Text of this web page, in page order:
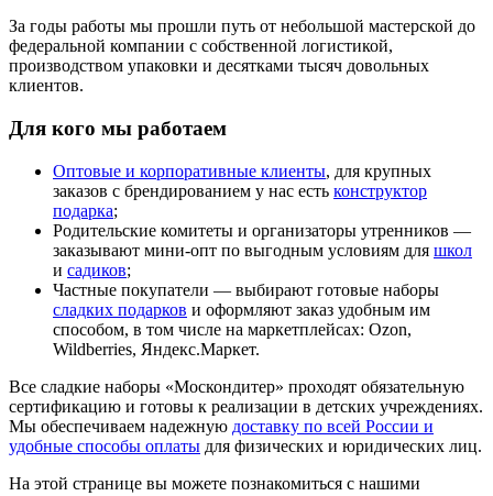
За годы работы мы прошли путь от небольшой мастерской до
федеральной компании с собственной логистикой,
производством упаковки и десятками тысяч довольных
клиентов.
Для кого мы работаем
Оптовые и корпоративные клиенты, для крупных
заказов с брендированием у нас есть конструктор
подарка;
Родительские комитеты и организаторы утренников —
заказывают мини-опт по выгодным условиям для школ
и садиков;
Частные покупатели — выбирают готовые наборы
сладких подарков и оформляют заказ удобным им
способом, в том числе на маркетплейсах: Ozon,
Wildberries, Яндекс.Маркет.
Все сладкие наборы «Москондитер» проходят обязательную
сертификацию и готовы к реализации в детских учреждениях.
Мы обеспечиваем надежную доставку по всей России и
удобные способы оплаты для физических и юридических лиц.
На этой странице вы можете познакомиться с нашими